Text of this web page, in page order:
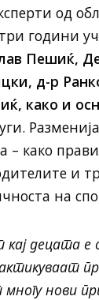
од
години
Пешиќ,
д-р
како и
– како
и
на
кај децата
нови